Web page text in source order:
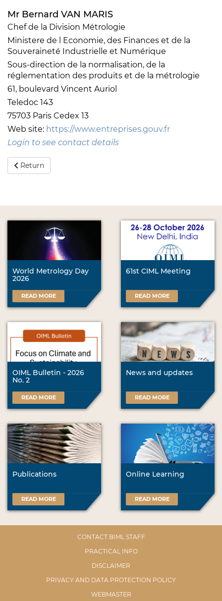
Mr Bernard VAN MARIS
Chef de la Division Métrologie
Ministere de l Economie, des Finances et de la
Souveraineté Industrielle et Numérique
Sous-direction de la normalisation, de la
réglementation des produits et de la métrologie
61, boulevard Vincent Auriol
Teledoc 143
75703 Paris Cedex 13
Web site: https://www.entreprises.gouv.fr
Login to see contact details
Return
World Metrology Day
2026
READ MORE
61st CIML Meeting
READ MORE
OIML Bulletin - 2026
No. 2
READ MORE
News and updates
READ MORE
Publications
READ MORE
Online Learning
READ MORE
CONTACT BIML STAFF
PRACTICAL INFO
DISCLAIMER
PRIVACY AND DATA PROTECTION POLICY
WEBMASTER